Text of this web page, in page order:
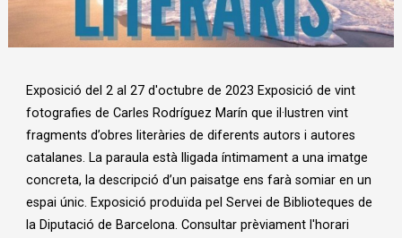
Exposició del 2 al 27 d'octubre de 2023 Exposició de vint
fotografies de Carles Rodríguez Marín que il·lustren vint
fragments d’obres literàries de diferents autors i autores
catalanes. La paraula està lligada íntimament a una imatge
concreta, la descripció d’un paisatge ens farà somiar en un
espai únic. Exposició produïda pel Servei de Biblioteques de
la Diputació de Barcelona. Consultar prèviament l'horari